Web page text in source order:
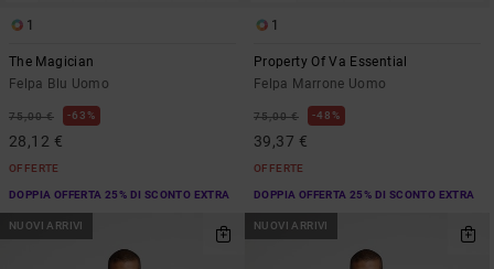
1
The Magician
Felpa Blu Uomo
75,00 € 63%
28,12 €
OFFERTE
DOPPIA OFFERTA 25% DI SCONTO EXTRA
1
Property Of Va Essential
Felpa Marrone Uomo
75,00 € 48%
39,37 €
OFFERTE
DOPPIA OFFERTA 25% DI SCONTO EXTRA
NUOVI ARRIVI NUOVI ARRIVI